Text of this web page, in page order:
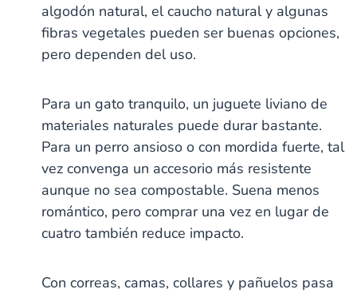
algodón natural, el caucho natural y algunas
fibras vegetales pueden ser buenas opciones,
pero dependen del uso.
Para un gato tranquilo, un juguete liviano de
materiales naturales puede durar bastante.
Para un perro ansioso o con mordida fuerte, tal
vez convenga un accesorio más resistente
aunque no sea compostable. Suena menos
romántico, pero comprar una vez en lugar de
cuatro también reduce impacto.
Con correas, camas, collares y pañuelos pasa